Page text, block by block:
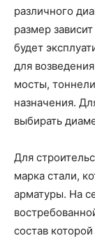
различного
размер
будет
для
мосты,
назначения.
выбирать
Для
марка стали,
арматуры. На
состав